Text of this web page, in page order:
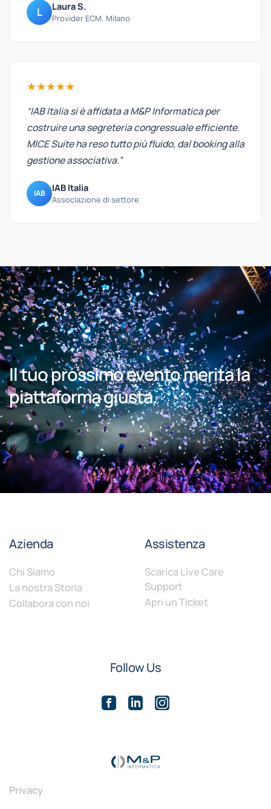
L Laura S.
Provider ECM, Milano
★★★★★
“IAB Italia si è affidata a M&P Informatica per
costruire una segreteria congressuale efficiente.
MICE Suite ha reso tutto più fluido, dal booking alla
gestione associativa.”
IAB IAB Italia
Associazione di settore
Il tuo prossimo evento merita la
piattaforma giusta.
Azienda
Chi Siamo
La nostra Storia
Collabora con noi
Assistenza
Scarica Live Care
Support
Apri un Ticket
Follow Us
Privacy